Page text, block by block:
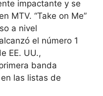
impactante y se
MTV. “Take on Me”
a nivel
el número 1
EE. UU.,
banda
las listas de